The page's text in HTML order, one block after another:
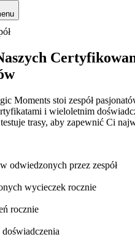
Moments stoi zespół
i wieloletnim
trasy, aby zapewnić Ci
odwiedzonych przez zespół
wycieczek rocznie
rocznie